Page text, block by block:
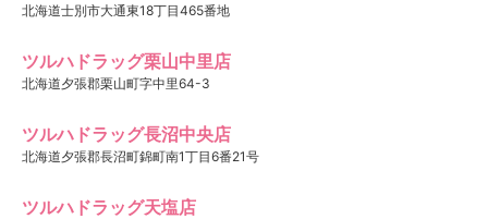
北海道士別市大通東18丁目465番地
ツルハドラッグ栗山中里店
北海道夕張郡栗山町字中里64-3
ツルハドラッグ長沼中央店
北海道夕張郡長沼町錦町南1丁目6番21号
ツルハドラッグ天塩店